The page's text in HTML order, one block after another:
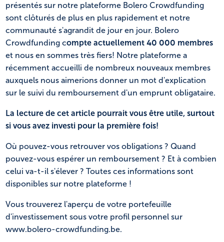
présentés sur notre plateforme Bolero Crowdfunding
sont clôturés de plus en plus rapidement et notre
communauté s'agrandit de jour en jour. Bolero
Crowdfunding compte actuellement 40 000 membres
et nous en sommes très fiers! Notre plateforme a
récemment accueilli de nombreux nouveaux membres
auxquels nous aimerions donner un mot d'explication
sur le suivi du remboursement d'un emprunt obligataire.
La lecture de cet article pourrait vous être utile, surtout
si vous avez investi pour la première fois!
Où pouvez-vous retrouver vos obligations ? Quand
pouvez-vous espérer un remboursement ? Et à combien
celui va-t-il s'élever ? Toutes ces informations sont
disponibles sur notre plateforme !
Vous trouverez l'aperçu de votre portefeuille
d'investissement sous votre profil personnel sur
www.bolero-crowdfunding.be.